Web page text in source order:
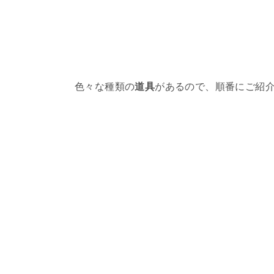
色々な種類の道具があるので、順番にご紹